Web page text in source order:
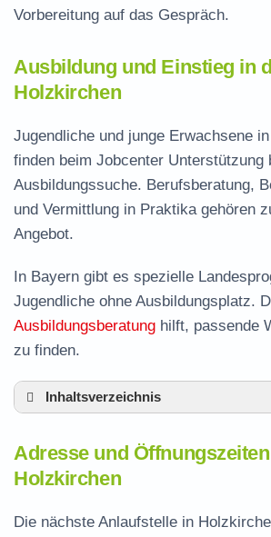
Vorbereitung auf das Gespräch.
Ausbildung und Einstieg in
Holzkirchen
Jugendliche und junge Erwachsene
finden beim Jobcenter Unterstützung
Ausbildungssuche. Berufsberatung,
und Vermittlung in Praktika gehören
Angebot.
In Bayern gibt es spezielle
Jugendliche ohne Ausbildungsplatz.
Ausbildungsberatung hilft, passende
zu finden.
Inhaltsverzeichnis
Leistungen der
Holzkirchen
Termin vereinbaren und
Adresse und
Holzkirchen
Die nächste Anlaufstelle in